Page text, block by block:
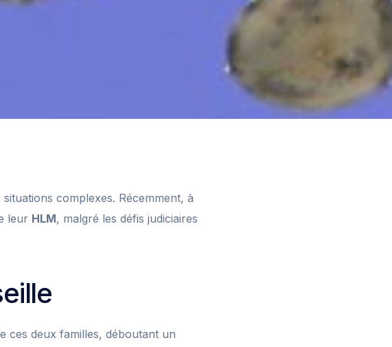
situations complexes. Récemment, à
leur HLM, malgré les défis judiciaires
ces deux familles, déboutant un